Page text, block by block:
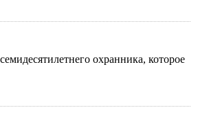
охранника, которое